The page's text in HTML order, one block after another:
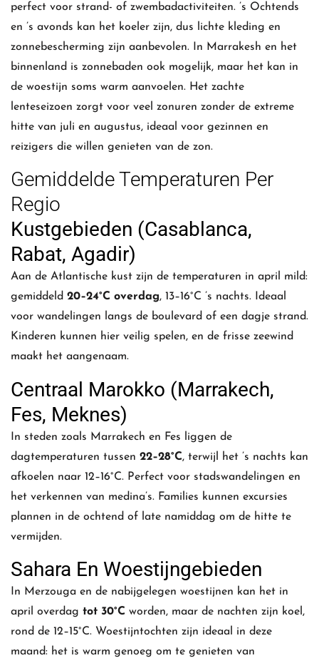
perfect voor strand- of zwembadactiviteiten. ’s Ochtends
en ’s avonds kan het koeler zijn, dus lichte kleding en
zonnebescherming zijn aanbevolen. In Marrakesh en het
binnenland is zonnebaden ook mogelijk, maar het kan in
de woestijn soms warm aanvoelen. Het zachte
lenteseizoen zorgt voor veel zonuren zonder de extreme
hitte van juli en augustus, ideaal voor gezinnen en
reizigers die willen genieten van de zon.
Gemiddelde Temperaturen Per
Regio
Kustgebieden (Casablanca,
Rabat, Agadir)
Aan de Atlantische kust zijn de temperaturen in april mild:
gemiddeld 20–24°C overdag, 13–16°C ’s nachts. Ideaal
voor wandelingen langs de boulevard of een dagje strand.
Kinderen kunnen hier veilig spelen, en de frisse zeewind
maakt het aangenaam.
Centraal Marokko (Marrakech,
Fes, Meknes)
In steden zoals Marrakech en Fes liggen de
dagtemperaturen tussen 22–28°C, terwijl het ’s nachts kan
afkoelen naar 12–16°C. Perfect voor stadswandelingen en
het verkennen van medina’s. Families kunnen excursies
plannen in de ochtend of late namiddag om de hitte te
vermijden.
Sahara En Woestijngebieden
In Merzouga en de nabijgelegen woestijnen kan het in
april overdag tot 30°C worden, maar de nachten zijn koel,
rond de 12–15°C. Woestijntochten zijn ideaal in deze
maand: het is warm genoeg om te genieten van